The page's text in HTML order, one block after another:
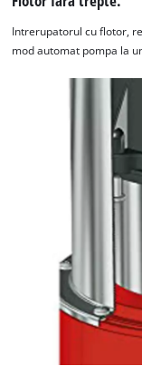
Intrerupatorul cu flotor,
mod automat pompa la